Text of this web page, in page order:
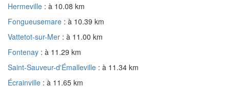
Hermeville : à 10.08 km
Fongueusemare : à 10.39 km
Vattetot-sur-Mer : à 11.00 km
Fontenay : à 11.29 km
Saint-Sauveur-d'Émalleville : à 11.34 km
Écrainville : à 11.65 km